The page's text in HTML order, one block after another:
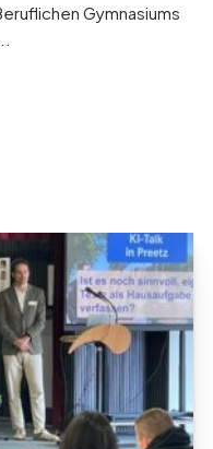
Gymnasiums